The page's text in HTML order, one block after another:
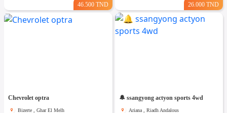
46.500 TND 26.000 TND
Chevrolet optra
Bizerte , Ghar El Melh
🔔 ssangyong actyon sports 4wd
Ariana , Riadh Andalous